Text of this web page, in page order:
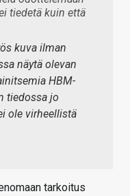
tiedetä kuin että
kuva ilman
näytä olevan
HBM-
tiedossa jo
ole virheellistä
tarkoitus